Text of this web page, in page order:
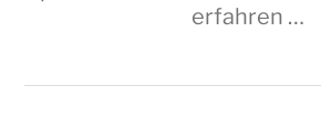
erfahren …